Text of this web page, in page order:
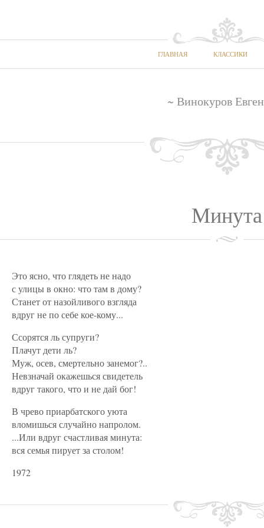
ГЛАВНАЯ КЛАССИКИ
~ Винокуров
Минута
Это ясно, что глядеть не надо
с улицы в окно: что там в дому?
Станет от назойливого взгляда
вдруг не по себе кое-кому...
Ссорятся ль супруги?
Плачут дети ль?
Муж, осев, смертельно занемог?..
Невзначай окажешься свидетель
вдруг такого, что и не дай бог!
В чрево приарбатского уюта
вломишься случайно напролом.
...Или вдруг счастливая минута:
вся семья пирует за столом!
1972